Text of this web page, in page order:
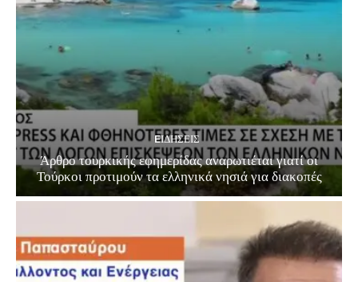
EΙΔΗΣΕΙΣ
Άρθρο τουρκικής εφημερίδας αναρωτιέται γιατί οι
Τούρκοι προτιμούν τα ελληνικά νησιά για διακοπές